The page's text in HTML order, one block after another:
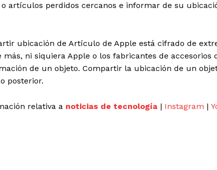
artículos perdidos cercanos e informar de su
ubicación de Artículo de Apple está cifrado de
ni siquiera Apple o los fabricantes de accesorios
de un objeto. Compartir la ubicación de un
o posterior.
relativa a noticias de tecnología | Instagram |